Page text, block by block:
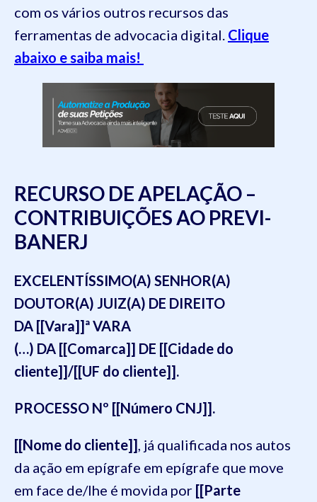
com os vários outros recursos das
ferramentas de advocacia digital. Clique
abaixo e saiba mais!
RECURSO DE APELAÇÃO –
CONTRIBUIÇÕES AO PREVI-
BANERJ
EXCELENTÍSSIMO(A) SENHOR(A)
DOUTOR(A) JUIZ(A) DE DIREITO
DA [[Vara]]ª VARA
(…) DA [[Comarca]] DE [[Cidade do
cliente]]/[[UF do cliente]].
PROCESSO Nº [[Número CNJ]].
[[Nome do cliente]] , já qualificada nos autos
da ação em epígrafe em epígrafe que move
em face de/lhe é movida por [[Parte